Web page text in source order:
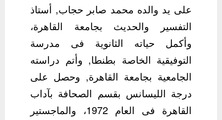
على يد والده محمد صابر حجاب, أستاذ
التفسير والحديث بجامعة القاهرة،
وأكمل حياته الثانوية فى مدرسة
التوفيقية الخاصة بطنطا, وأتم دراسته
الجامعية بجامعة القاهرة, وحصل على
درجة الليسانس بقسم الصحافة بآداب
القاهرة فى العام 1972، والماجستير